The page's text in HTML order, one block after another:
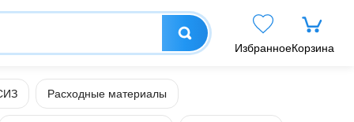
ИзбранноеКорзина
Расходные материалы